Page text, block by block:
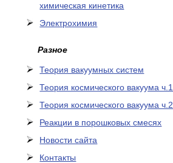
химическая кинетика
Электрохимия
Разное
Теория вакуумных систем
Теория космического вакуума ч.1
Теория космического вакуума ч.2
Реакции в порошковых смесях
Новости сайта
Контакты